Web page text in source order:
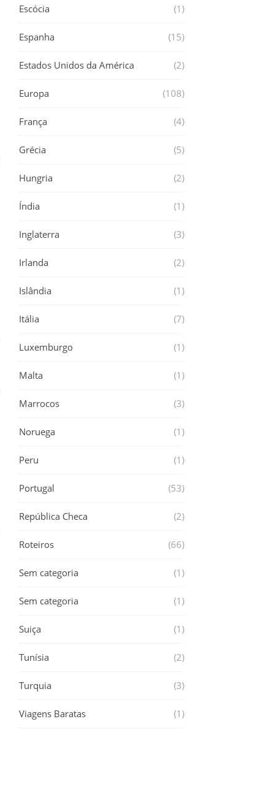
Escócia (1)
Espanha (15)
Estados Unidos da América (2)
Europa (108)
França (4)
Grécia (5)
Hungria (2)
Índia (1)
Inglaterra (3)
Irlanda (2)
Islândia (1)
Itália (7)
Luxemburgo (1)
Malta (1)
Marrocos (3)
Noruega (1)
Peru (1)
Portugal (53)
República Checa (2)
Roteiros (66)
Sem categoria (1)
Sem categoria (1)
Suiça (1)
Tunísia (2)
Turquia (3)
Viagens Baratas (1)